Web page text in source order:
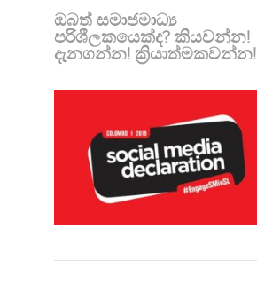
ඔබත් සමාජමාධ්‍ය
පරිශීලකයෙක්ද? කියවන්න!
දැනගන්න! ක්‍රියාත්මකවන්න!